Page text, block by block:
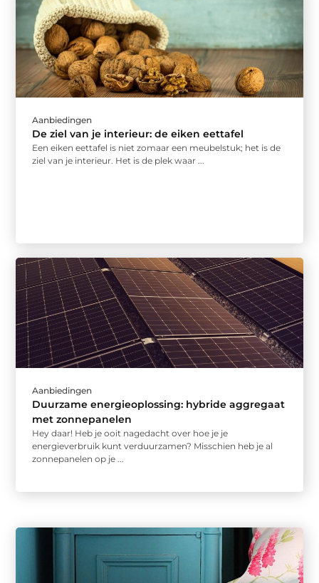
Aanbiedingen
De ziel van je interieur: de eiken eettafel
Een eiken eettafel is niet zomaar een meubelstuk; het is de
ziel van je interieur. Het is de plek waar ...
Aanbiedingen
Duurzame energieoplossing: hybride aggregaat
met zonnepanelen
Hey daar! Heb je ooit nagedacht over hoe je je
energieverbruik kunt verduurzamen? Misschien heb je al
zonnepanelen op je ...